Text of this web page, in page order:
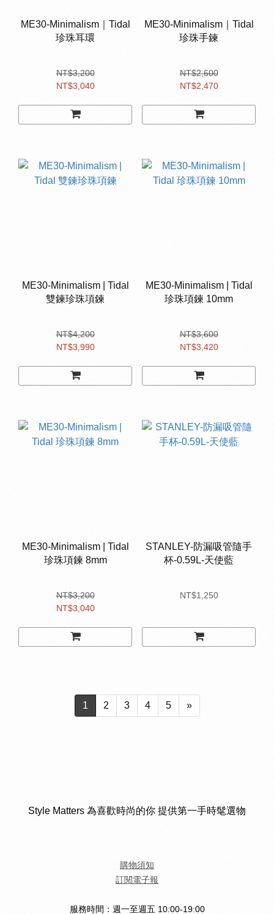
ME30-Minimalism｜Tidal
珍珠耳環
NT$3,200
NT$3,040
ME30-Minimalism｜Tidal
珍珠手鍊
NT$2,600
NT$2,470
ME30-Minimalism | Tidal
雙鍊珍珠項鍊
NT$4,200
NT$3,990
ME30-Minimalism | Tidal
珍珠項鍊 10mm
NT$3,600
NT$3,420
ME30-Minimalism | Tidal
珍珠項鍊 8mm
NT$3,200
NT$3,040
STANLEY-防漏吸管隨手
杯-0.59L-天使藍
NT$1,250
1 2 3 4 5 »
Style Matters 為喜歡時尚的你 提供第一手時髦選物
購物須知
訂閱電子報
服務時間：週一至週五 10:00-19:00